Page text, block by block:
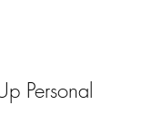
Personal